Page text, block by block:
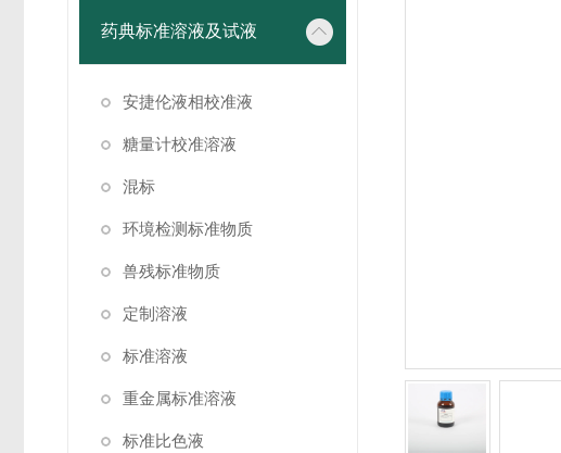
药典标准溶液及试液
安捷伦液相校准液
糖量计校准溶液
混标
环境检测标准物质
兽残标准物质
定制溶液
标准溶液
重金属标准溶液
标准比色液